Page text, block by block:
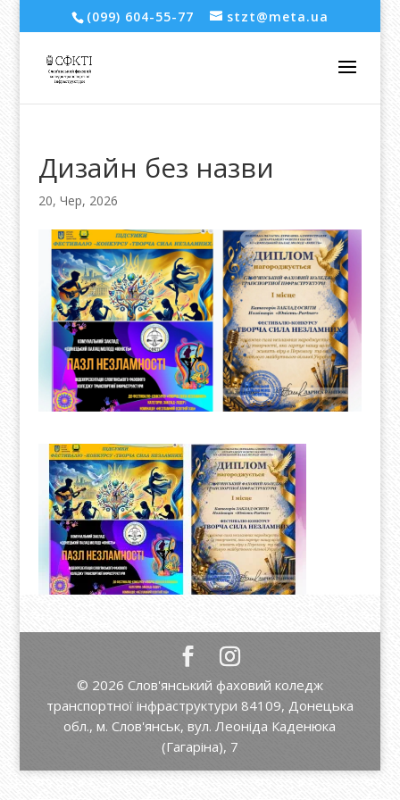
(099) 604-55-77 stzt@meta.ua
Дизайн без назви
20, Чер, 2026
© 2026 Слов'янський фаховий коледж
транспортної інфраструктури 84109, Донецька
обл., м. Слов'янськ, вул. Леоніда Каденюка
(Гагаріна), 7